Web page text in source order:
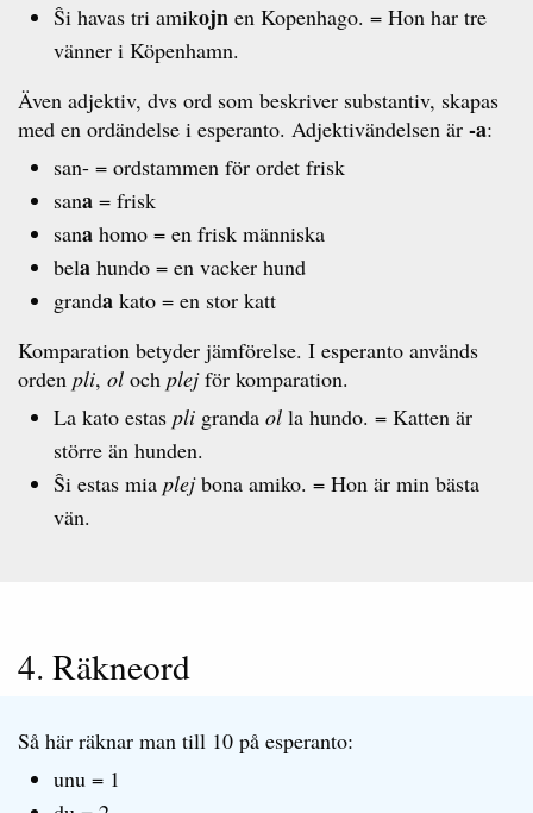
Ŝi havas tri amikojn en Kopenhago. = Hon har tre
vänner i Köpenhamn.
Även adjektiv, dvs ord som beskriver substantiv, skapas
med en ordändelse i esperanto. Adjektivändelsen är -a:
san- = ordstammen för ordet frisk
sana = frisk
sana homo = en frisk människa
bela hundo = en vacker hund
granda kato = en stor katt
Komparation betyder jämförelse. I esperanto används
orden pli, ol och plejför komparation.
La kato estas pli granda ol la hundo. = Katten är
större än hunden.
Ŝi estas mia plejbona amiko. = Hon är min bästa
vän.
4. Räkneord
Så här räknar man till 10 på esperanto:
unu = 1